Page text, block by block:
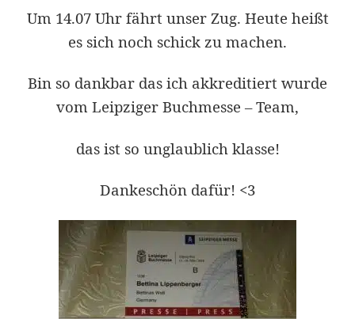
Um 14.07 Uhr fährt unser Zug. Heute heißt
es sich noch schick zu machen.
Bin so dankbar das ich akkreditiert wurde
vom Leipziger Buchmesse – Team,
das ist so unglaublich klasse!
Dankeschön dafür! <3